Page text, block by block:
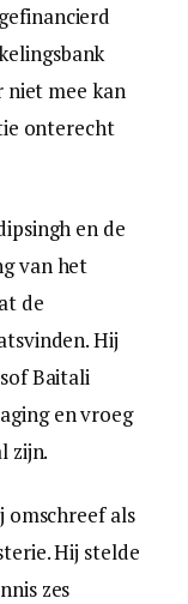
niet mee kan
onterecht
en de
van het
de
Hij
Baitali
en vroeg
zijn.
als
Hij stelde
zes